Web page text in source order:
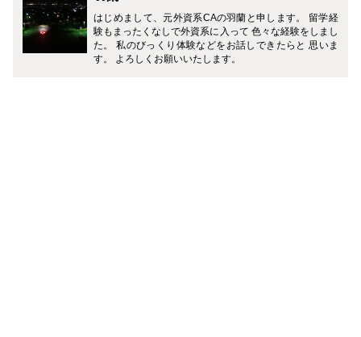
はじめまして、元外資系CAの羽蘭と申します。 留学経
験もまったくなしで外資系に入って 色々な経験をしまし
た。 私のびっくり体験などをお話しできたらと 思いま
す。 よろしくお願いいたします。